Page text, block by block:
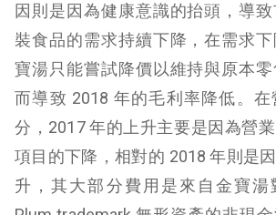
因則是因為健康意識的抬頭，導
裝食品的需求持續下降，在需求
寶湯只能嘗試降價以維持與原本
而導致 2018 年的毛利率降低。
分，2017 年的上升主要是因為營
項目的下降，相對的 2018 年則是
升，其大部分費用是來自金寶湯